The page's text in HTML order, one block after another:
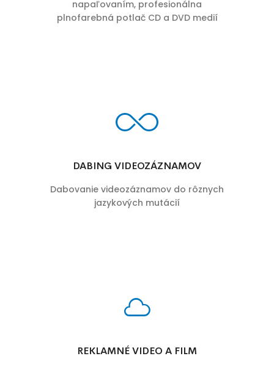
napaľovaním, profesionálna
plnofarebná potlač CD a DVD medií
DABING VIDEOZÁZNAMOV
Dabovanie videozáznamov do rôznych
jazykových mutácií
REKLAMNÉ VIDEO A FILM